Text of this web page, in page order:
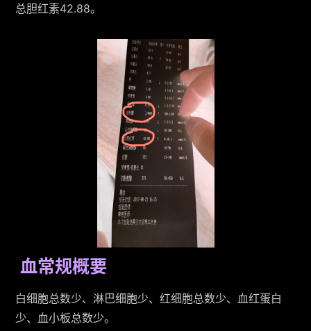
总胆红素42.88。
血常规概要
白细胞总数少、淋巴细胞少、红细胞总数少、血红蛋白
少、血小板总数少。